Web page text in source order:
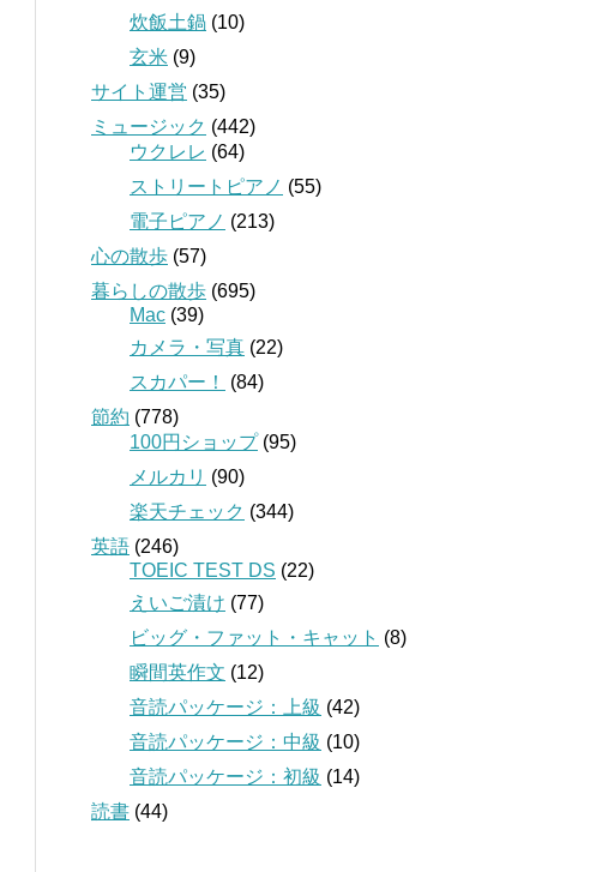
炊飯土鍋 (10)
玄米 (9)
サイト運営 (35)
ミュージック (442)
ウクレレ (64)
ストリートピアノ (55)
電子ピアノ (213)
心の散歩 (57)
暮らしの散歩 (695)
Mac (39)
カメラ・写真 (22)
スカパー！
(84)
節約 (778)
100円ショップ(95)
メルカリ (90)
楽天チェック (344)
英語 (246)
TOEIC TEST DS (22)
えいご漬け (77)
ビッグ・ファット・キャット (8)
瞬間英作文 (12)
音読パッケージ：上級 (42)
音読パッケージ：中級 (10)
音読パッケージ：初級 (14)
読書 (44)